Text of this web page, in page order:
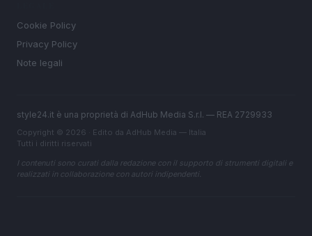
Cookie Policy
Privacy Policy
Note legali
style24.it è una proprietà di AdHub Media S.r.l. — REA 2729933
Copyright © 2026 · Edito da AdHub Media — Italia
Tutti i diritti riservati
I contenuti sono curati dalla redazione con il supporto di strumenti digitali e
realizzati in collaborazione con autori indipendenti.